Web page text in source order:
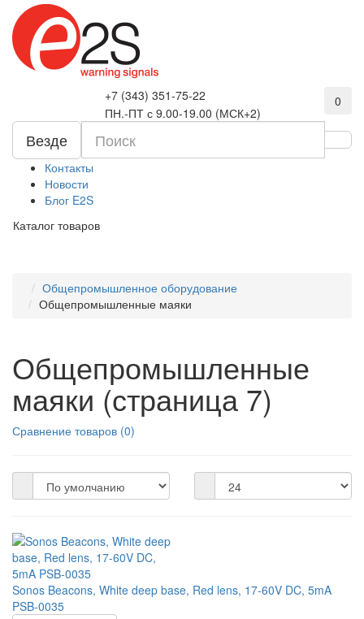
+7 (343) 351-75-22
ПН.-ПТ с 9.00-19.00 (МСК+2)
0
Везде
Контакты
Новости
Блог E2S
Каталог товаров
Общепромышленное оборудование
Общепромышленные маяки
Общепромышленные
маяки (страница 7)
Сравнение товаров (0)
Sonos Beacons, White deep base, Red lens, 17-60V DC, 5mA
PSB-0035